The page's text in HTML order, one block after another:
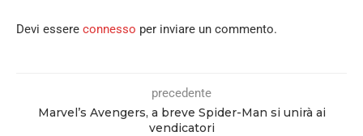
Devi essere connesso per inviare un commento.
precedente
Marvel’s Avengers, a breve Spider-Man si unirà ai
vendicatori